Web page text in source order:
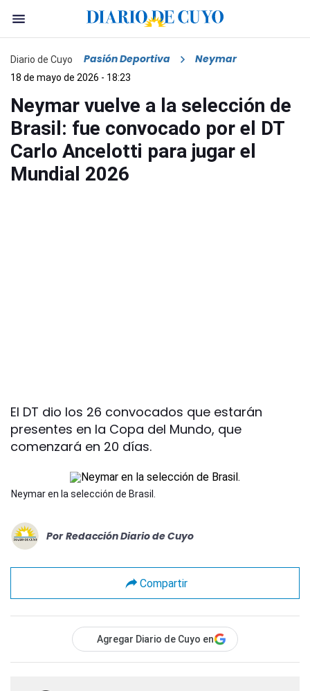
Diario de Cuyo Pasión Deportiva Neymar
18 de mayo de 2026 - 18:23
Neymar vuelve a la selección de
Brasil: fue convocado por el DT
Carlo Ancelotti para jugar el
Mundial 2026
El DT dio los 26 convocados que estarán
presentes en la Copa del Mundo, que
comenzará en 20 días.
Neymar en la selección de Brasil.
Por Redacción Diario de Cuyo
Compartir
Agregar Diario de Cuyo en